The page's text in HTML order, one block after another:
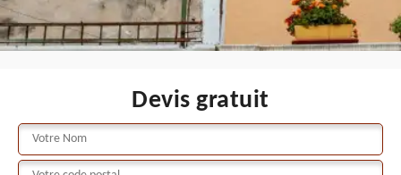
Devis gratuit